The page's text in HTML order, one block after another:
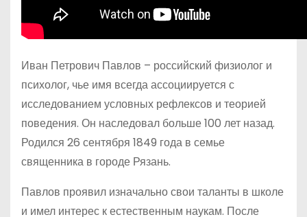
Иван Петрович Павлов – российский физиолог и
психолог, чье имя всегда ассоциируется с
исследованием условных рефлексов и теорией
поведения. Он наследовал больше 100 лет назад.
Родился 26 сентября 1849 года в семье
священника в городе Рязань.
Павлов проявил изначально свои таланты в школе
и имел интерес к естественным наукам. После